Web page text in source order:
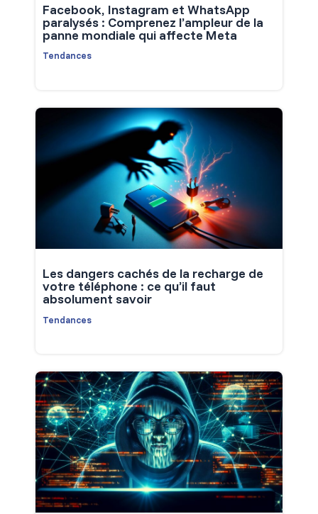
Facebook, Instagram et WhatsApp
paralysés : Comprenez l’ampleur de la
panne mondiale qui affecte Meta
Tendances
Les dangers cachés de la recharge de
votre téléphone : ce qu’il faut
absolument savoir
Tendances